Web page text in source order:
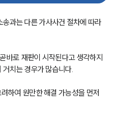
과는 다른 가사사건 절차에 따라
바로 재판이 시작된다고 생각하지
치는 경우가 많습니다.
하여 원만한 해결 가능성을 먼저